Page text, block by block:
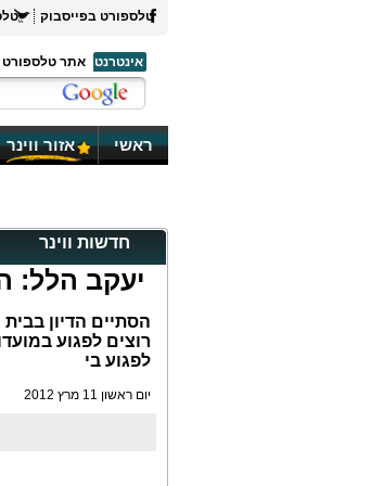
טלספורט בפייסבוק
אינטרנט
אתר טלספורט
ראשי אזור ווינר
חדשות ווינר
יעקב הלל:
הסתיים הדיון
רוצים לפגוע
לפגוע בי
יום ראשון 11 מרץ 2012